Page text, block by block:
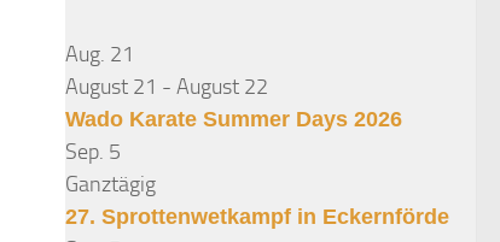
Aug. 21
August 21 - August 22
Wado Karate Summer Days 2026
Sep. 5
Ganztägig
27. Sprottenwetkampf in Eckernförde